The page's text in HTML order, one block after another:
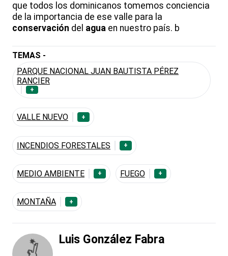
que todos los dominicanos tomemos conciencia
de la importancia de ese valle para la
conservación del agua en nuestro país. b
TEMAS -
PARQUE NACIONAL JUAN BAUTISTA PÉREZ
RANCIER
+
VALLE NUEVO +
INCENDIOS FORESTALES +
MEDIO AMBIENTE + FUEGO +
MONTAÑA +
Luis González Fabra